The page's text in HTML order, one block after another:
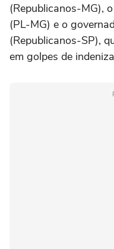
(Republicanos-MG),
(PL-MG) e o
(Republicanos-SP),
em golpes de